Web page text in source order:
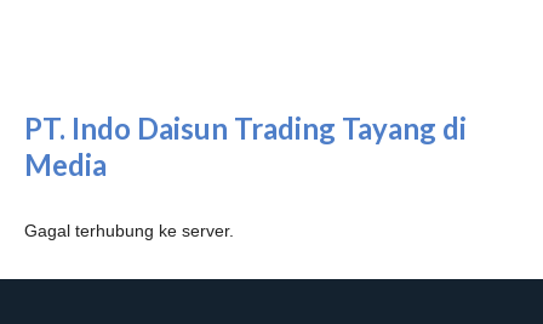
PT. Indo Daisun Trading Tayang di
Media
Gagal terhubung ke server.